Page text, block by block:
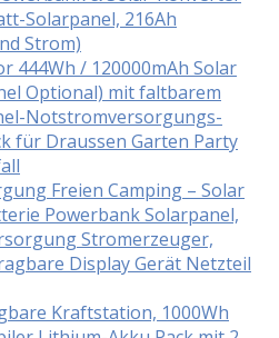
Solarpanel, 216Ah
Strom)
444Wh / 120000mAh Solar
Optional) mit faltbarem
Notstromversorgungs-
für Draussen Garten Party
Freien Camping – Solar
Powerbank Solarpanel,
Stromerzeuger,
Display Gerät Netzteil
Kraftstation, 1000Wh